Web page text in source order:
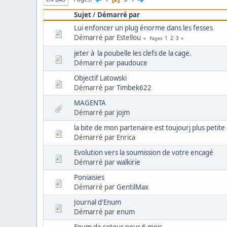
Sujet/ Démarré par
Lui enfoncer un plug énorme dans les fesses
Démarré par Estellou
Pages 1 2 3
jeter à la poubelle les clefs de la cage.
Démarré par paudouce
Objectif Latowski
Démarré parTimbek622
MAGENTA
Démarré par jojm
la bite de mon partenaire est toujourj plus petite
Démarré par Enrica
Evolution vers la soumission de votre encagé
Démarré parwalkirie
Poniaisies
Démarré parGentilMax
Journal d'Enum
Démarré parenum